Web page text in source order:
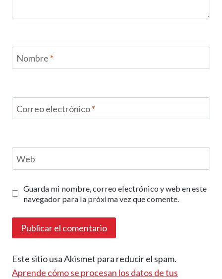
Nombre *
Correo electrónico*
Web
Guarda mi nombre, correo electrónico y web en este
navegador para la próxima vez que comente.
Este sitio usa Akismet para reducir el spam.
Aprende cómo se procesan los datos de tus